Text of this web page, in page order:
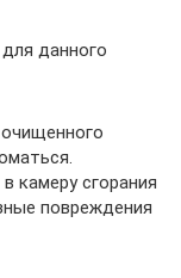
данного
камеру сгорания
повреждения